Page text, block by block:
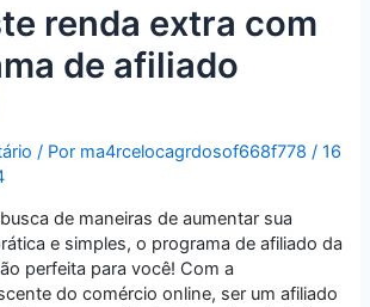
renda extra com
de afiliado
/ Por ma4rcelocagrdosof668f778/16
de maneiras de aumentar sua
e simples, o programa de afiliado da
perfeita para você! Com a
do comércio online, ser um afiliado